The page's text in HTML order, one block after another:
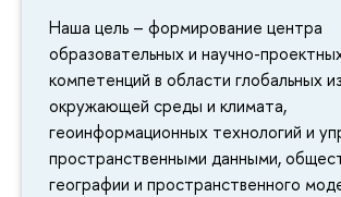
Наша цель – формирование центра
образовательных и научно-
компетенций в области глобальных
окружающей среды и климата,
геоинформационных технологий и
пространственными данными,
географии и пространственного